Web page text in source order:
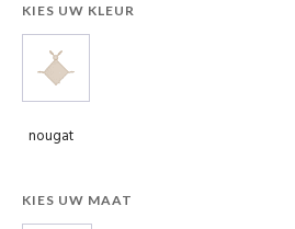
KIES UW KLEUR
nougat
KIES UW MAAT